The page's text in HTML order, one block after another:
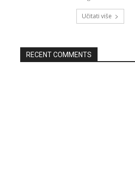
Učitati više
RECENT COMMENTS